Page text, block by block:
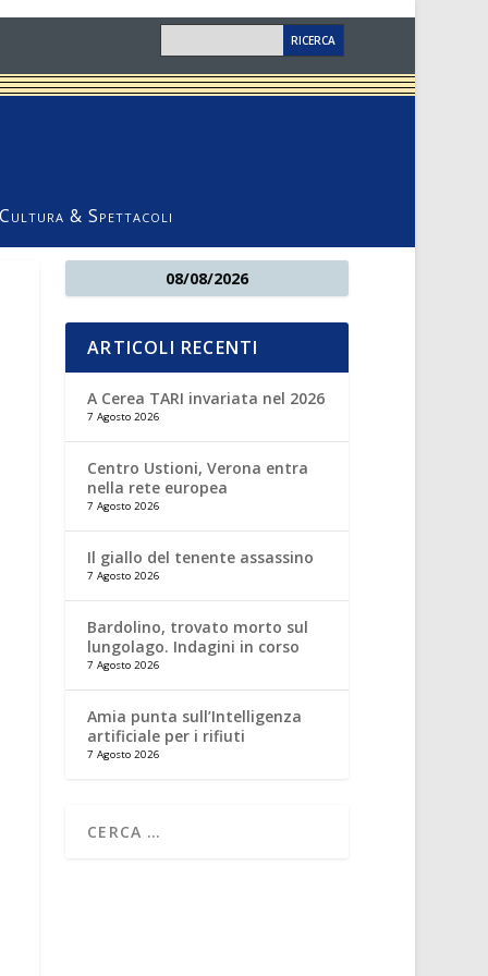
Cultura & Spettacoli
08/08/2026
ARTICOLI RECENTI
A Cerea TARI invariata nel 2026
7 Agosto 2026
Centro Ustioni, Verona entra
nella rete europea
7 Agosto 2026
Il giallo del tenente assassino
7 Agosto 2026
Bardolino, trovato morto sul
lungolago. Indagini in corso
7 Agosto 2026
Amia punta sull’Intelligenza
artificiale per i rifiuti
7 Agosto 2026